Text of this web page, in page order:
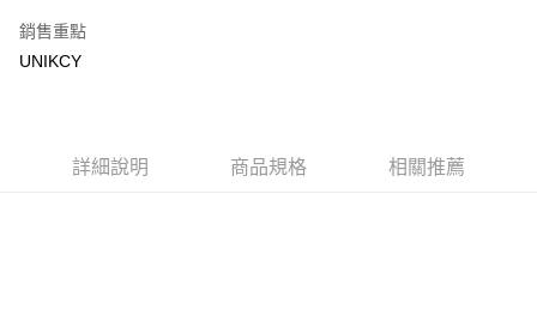
Google Pay
每筆NT$70，滿NT$499(含以上)免運費
銷售重點
UNIKCY
詳細說明 商品規格 相關推薦